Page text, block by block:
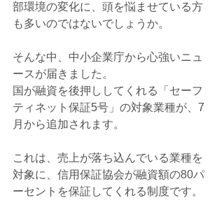
部環境の変化に、頭を悩ませている方
も多いのではないでしょうか。
そんな中、中小企業庁から心強いニュ
ースが届きました。
国が融資を後押ししてくれる「セーフ
ティネット保証5号」の対象業種が、7
月から追加されます。
これは、売上が落ち込んでいる業種を
対象に、信用保証協会が融資額の80パ
ーセントを保証してくれる制度です。